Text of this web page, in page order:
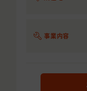
事業内容